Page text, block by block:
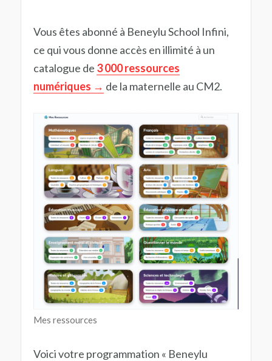
Vous êtes abonné à Beneylu School Infini,
ce qui vous donne accès en illimité à un
catalogue de 3 000 ressources
numériques
de la maternelle au CM2.
Mes ressources
Voici votre programmation « Beneylu